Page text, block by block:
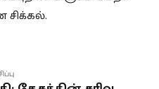
சிக்கல்.